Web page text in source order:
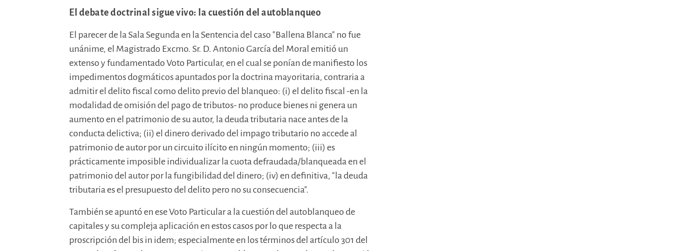
El debate doctrinal sigue vivo: la cuestión del autoblanqueo
El parecer de la Sala Segunda en la Sentencia del caso "Ballena Blanca" no fue
unánime, el Magistrado Excmo. Sr. D. Antonio García del Moral emitió un
extenso y fundamentado Voto Particular, en el cual se ponían de manifiesto los
impedimentos dogmáticos apuntados por la doctrina mayoritaria, contraria a
admitir el delito fiscal como delito previo del blanqueo: (i) el delito fiscal -en la
modalidad de omisión del pago de tributos- no produce bienes ni genera un
aumento en el patrimonio de su autor, la deuda tributaria nace antes de la
conducta delictiva; (ii) el dinero derivado del impago tributario no accede al
patrimonio de autor por un circuito ilícito en ningún momento; (iii) es
prácticamente imposible individualizar la cuota defraudada/blanqueada en el
patrimonio del autor por la fungibilidad del dinero; (iv) en definitiva, "la deuda
tributaria es el presupuesto del delito pero no su consecuencia".
También se apuntó en ese Voto Particular a la cuestión del autoblanqueo de
capitales y su compleja aplicación en estos casos por lo que respecta a la
proscripción del bis in idem; especialmente en los términos del artículo 301 del